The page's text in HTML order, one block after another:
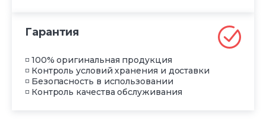
Гарантия
◽ 100% оригинальная продукция
◽ Контроль условий хранения и доставки
◽ Безопасность в использовании
◽ Контроль качества обслуживания